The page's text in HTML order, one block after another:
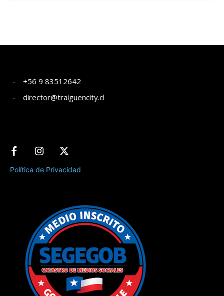
+56 9 83512642
director@traiguencity.cl
Política de Privacidad